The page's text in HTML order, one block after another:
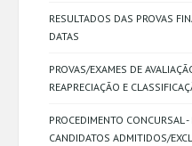
RESULTADOS DAS PROVAS
DATAS
PROVAS/EXAMES DE
REAPRECIAÇÃO E
PROCEDIMENTO CONCURSAL
CANDIDATOS ADMITIDOS/